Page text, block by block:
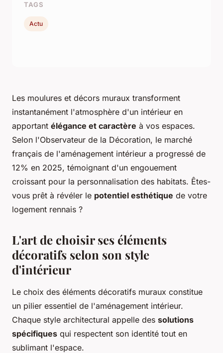
Les moulures et décors muraux transforment
instantanément l'atmosphère d'un intérieur en
apportant élégance et caractère à vos espaces.
Selon l'Observateur de la Décoration, le marché
français de l'aménagement intérieur a progressé de
12% en 2025, témoignant d'un engouement
croissant pour la personnalisation des habitats. Êtes-
vous prêt à révéler le potentiel esthétique de votre
logement rennais ?
L'art de choisir ses éléments
décoratifs selon son style
d'intérieur
Le choix des éléments décoratifs muraux constitue
un pilier essentiel de l'aménagement intérieur.
Chaque style architectural appelle des solutions
spécifiques qui respectent son identité tout en
sublimant l'espace.
TAGS
Actu